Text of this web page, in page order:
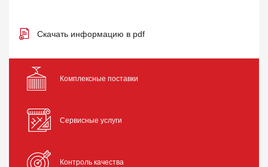
Скачать информацию в pdf
Комплексные поставки
Сервисные услуги
Контроль качества